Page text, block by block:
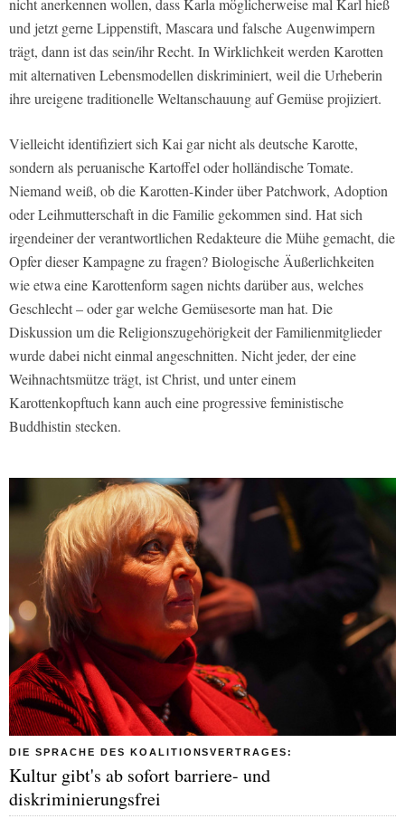
nicht anerkennen wollen, dass Karla möglicherweise mal Karl hieß
und jetzt gerne Lippenstift, Mascara und falsche Augenwimpern
trägt, dann ist das sein/ihr Recht. In Wirklichkeit werden Karotten
mit alternativen Lebensmodellen diskriminiert, weil die Urheberin
ihre ureigene traditionelle Weltanschauung auf Gemüse projiziert.
Vielleicht identifiziert sich Kai gar nicht als deutsche Karotte,
sondern als peruanische Kartoffel oder holländische Tomate.
Niemand weiß, ob die Karotten-Kinder über Patchwork, Adoption
oder Leihmutterschaft in die Familie gekommen sind. Hat sich
irgendeiner der verantwortlichen Redakteure die Mühe gemacht, die
Opfer dieser Kampagne zu fragen? Biologische Äußerlichkeiten
wie etwa eine Karottenform sagen nichts darüber aus, welches
Geschlecht – oder gar welche Gemüsesorte man hat. Die
Diskussion um die Religionszugehörigkeit der Familienmitglieder
wurde dabei nicht einmal angeschnitten. Nicht jeder, der eine
Weihnachtsmütze trägt, ist Christ, und unter einem
Karottenkopftuch kann auch eine progressive feministische
Buddhistin stecken.
DIE SPRACHE DES KOALITIONSVERTRAGES:
Kultur gibt's ab sofort barriere- und
diskriminierungsfrei